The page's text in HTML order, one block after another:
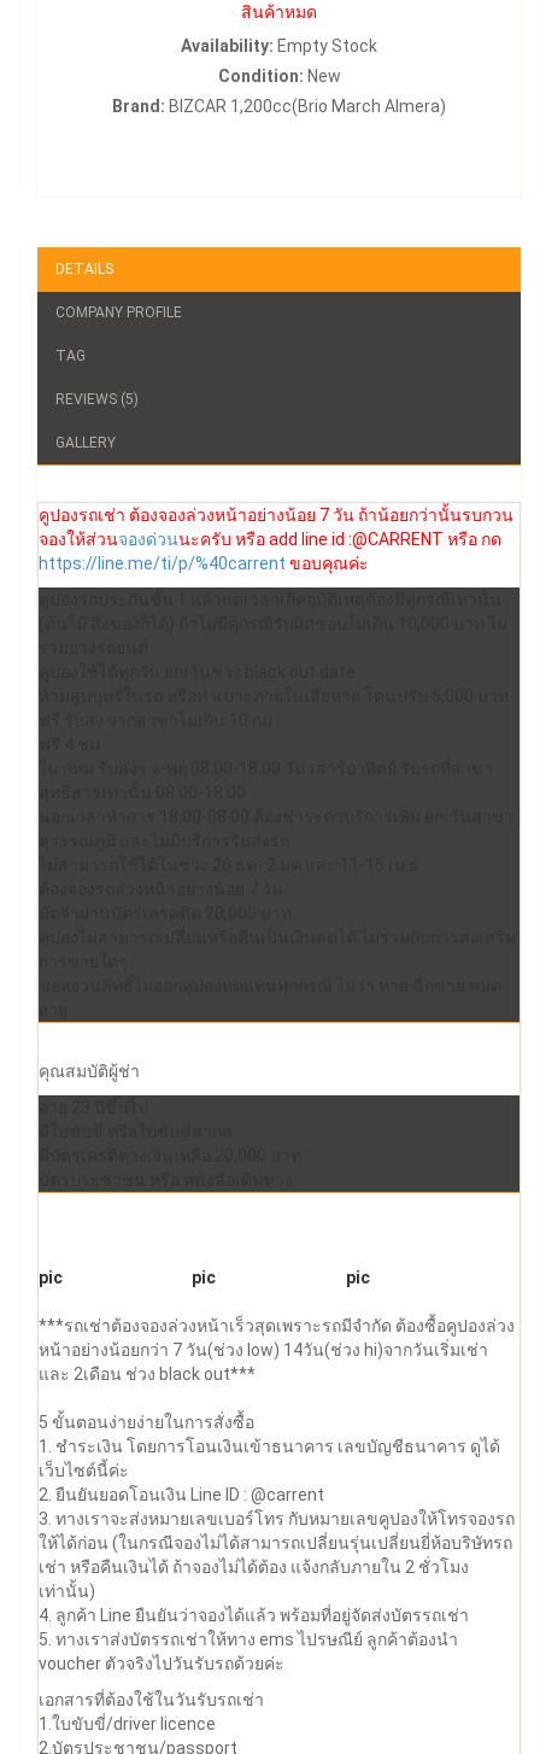
สินค้าหมด
Availability: Empty Stock
Condition: New
Brand: BIZCAR 1,200cc(Brio March Almera)
DETAILS
COMPANY PROFILE
TAG
REVIEWS (5)
GALLERY
คูปองรถเช่า ต้องจองล่วงหน้าอย่างน้อย 7 วัน ถ้าน้อยกว่านั้นรบกวน
จองให้ส่วนจองด่วนนะครับ หรือ add line id :@CARRENT หรือ กด
https://line.me/ti/p/%40carrent ขอบคุณค่ะ
คุณสมบัติผู้ช่า
pic pic pic
***รถเช่าต้องจองล่วงหน้าเร็วสุดเพราะรถมีจำกัด ต้องซื้อคูปองล่วง
หน้าอย่างน้อยกว่า 7 วัน(ช่วง low) 14วัน(ช่วง hi)จากวันเริ่มเช่า
และ 2เดือน ช่วง black out***
5 ขั้นตอนง่ายง่ายในการสั่งซื้อ
1. ชำระเงิน โดยการโอนเงินเข้าธนาคาร เลขบัญชีธนาคาร ดูได้
เว็บไซต์นี้ค่ะ
2. ยืนยันยอดโอนเงิน Line ID : @carrent
3. ทางเราจะส่งหมายเลขเบอร์โทร กับหมายเลขคูปองให้โทรจองรถ
ให้ได้ก่อน (ในกรณีจองไม่ได้สามารถเปลี่ยนรุ่นเปลี่ยนยี่ห้อบริษัทรถ
เช่า หรือคืนเงินได้ ถ้าจองไม่ได้ต้อง แจ้งกลับภายใน 2 ชั่วโมง
เท่านั้น)
4. ลูกค้า Line ยืนยันว่าจองได้แล้ว พร้อมที่อยู่จัดส่งบัตรรถเช่า
5. ทางเราส่งบัตรรถเช่าให้ทาง ems ไปรษณีย์ ลูกค้าต้องนำ
voucher ตัวจริงไปวันรับรถด้วยค่ะ
เอกสารที่ต้องใช้ในวันรับรถเช่า
1.ใบขับขี่/driver licence
2.บัตรประชาชน/passport